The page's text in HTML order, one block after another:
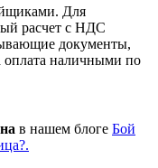
Для
расчет с НДС
документы,
наличными по
в нашем блоге Бой